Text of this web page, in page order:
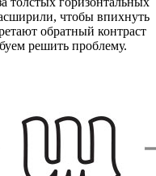
чтобы впихнуть
обратный контраст
решить проблему.